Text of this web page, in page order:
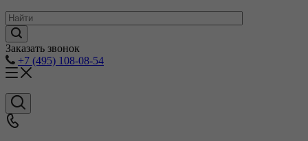
Заказать звонок
+7 (495) 108-08-54